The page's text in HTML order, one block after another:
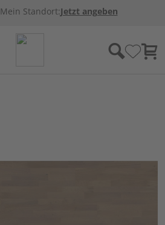
Mein Standort:Jetzt angeben